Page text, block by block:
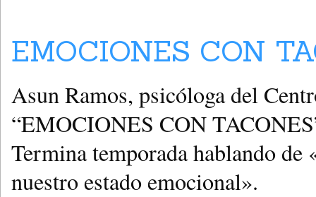
EMOCIONES CON
Asun Ramos, psicóloga del
“EMOCIONES CON
Termina temporada hablando de
nuestro estado emocional».